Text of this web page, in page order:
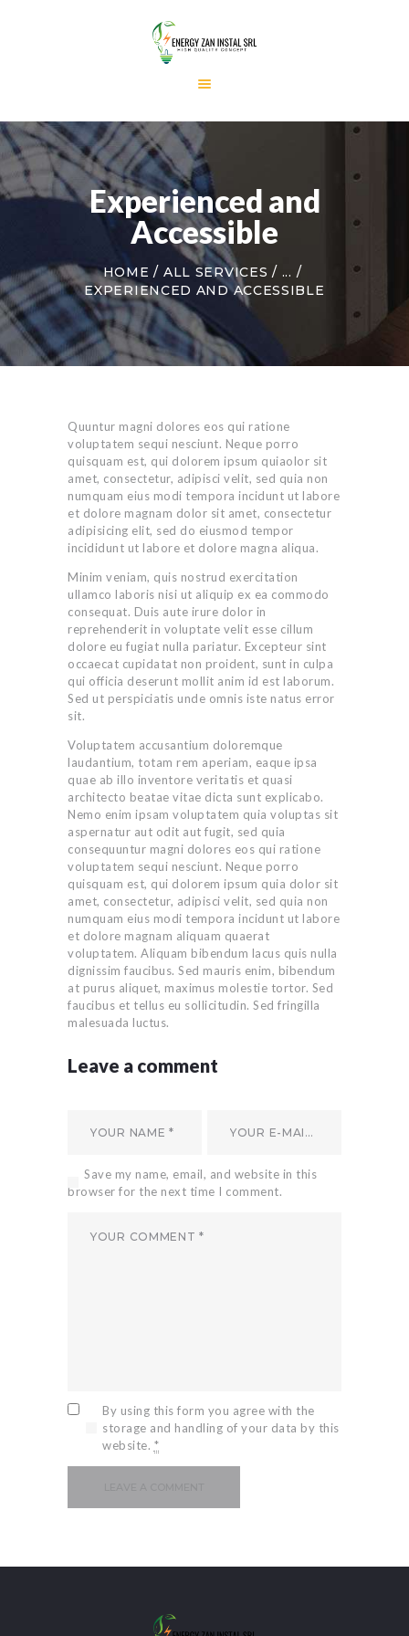
Experienced and
Accessible
HOME ALL SERVICES
...
EXPERIENCED AND ACCESSIBLE
ACASA
DESPRE NOI
CURENTI TARI
CURENTI SLABI
CONTACT
Quuntur magni dolores eos qui ratione
voluptatem sequi nesciunt. Neque porro
quisquam est, qui dolorem ipsum quiaolor sit
amet, consectetur, adipisci velit, sed quia non
numquam eius modi tempora incidunt ut labore
et dolore magnam dolor sit amet, consectetur
adipisicing elit, sed do eiusmod tempor
incididunt ut labore et dolore magna aliqua.
Minim veniam, quis nostrud exercitation
ullamco laboris nisi ut aliquip ex ea commodo
consequat. Duis aute irure dolor in
reprehenderit in voluptate velit esse cillum
dolore eu fugiat nulla pariatur. Excepteur sint
occaecat cupidatat non proident, sunt in culpa
qui officia deserunt mollit anim id est laborum.
Sed ut perspiciatis unde omnis iste natus error
sit.
Voluptatem accusantium doloremque
laudantium, totam rem aperiam, eaque ipsa
quae ab illo inventore veritatis et quasi
architecto beatae vitae dicta sunt explicabo.
Nemo enim ipsam voluptatem quia voluptas sit
aspernatur aut odit aut fugit, sed quia
consequuntur magni dolores eos qui ratione
voluptatem sequi nesciunt. Neque porro
quisquam est, qui dolorem ipsum quia dolor sit
amet, consectetur, adipisci velit, sed quia non
numquam eius modi tempora incidunt ut labore
et dolore magnam aliquam quaerat
voluptatem. Aliquam bibendum lacus quis nulla
dignissim faucibus. Sed mauris enim, bibendum
at purus aliquet, maximus molestie tortor. Sed
faucibus et tellus eu sollicitudin. Sed fringilla
malesuada luctus.
Leave a comment
Save my name, email, and website in this
browser for the next time I comment.
By using this form you agree with the
storage and handling of your data by this
website. *